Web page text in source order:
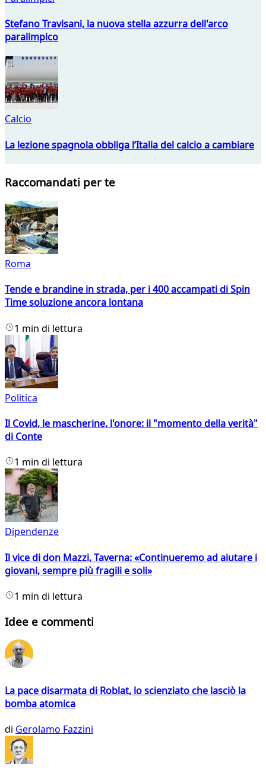
Stefano Travisani, la nuova stella azzurra dell'arco
paralimpico
Calcio
La lezione spagnola obbliga l’Italia del calcio a cambiare
Raccomandati per te
Roma
Tende e brandine in strada, per i 400 accampati di Spin
Time soluzione ancora lontana
1 min di lettura
Politica
Il Covid, le mascherine, l'onore: il "momento della verità"
di Conte
1 min di lettura
Dipendenze
Il vice di don Mazzi, Taverna: «Continueremo ad aiutare i
giovani, sempre più fragili e soli»
1 min di lettura
Idee e commenti
La pace disarmata di Roblat, lo scienziato che lasciò la
bomba atomica
di Gerolamo Fazzini